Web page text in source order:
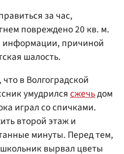
за час,
повреждено 20 кв. м.
информации, причиной
шалость.
в Волгоградской
умудрилсясжечьдом
играл со спичками.
второй этаж и
минуты. Перед тем,
вырвал цветы